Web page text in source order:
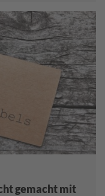
gemacht mit